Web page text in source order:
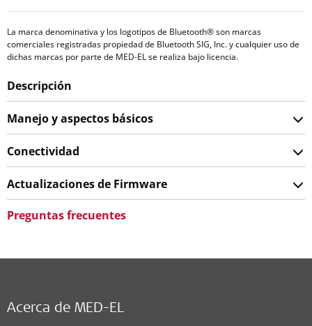
La marca denominativa y los logotipos de Bluetooth® son marcas
comerciales registradas propiedad de Bluetooth SIG, Inc. y cualquier uso de
dichas marcas por parte de MED-EL se realiza bajo licencia.
Descripción
Manejo y aspectos básicos
Conectividad
Actualizaciones de Firmware
Preguntas frecuentes
Acerca de MED-EL